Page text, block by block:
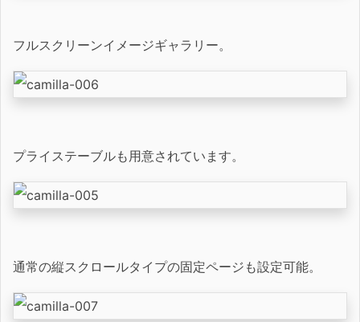
フルスクリーンイメージギャラリー。
プライステーブルも用意されています。
通常の縦スクロールタイプの固定ページも設定可能。